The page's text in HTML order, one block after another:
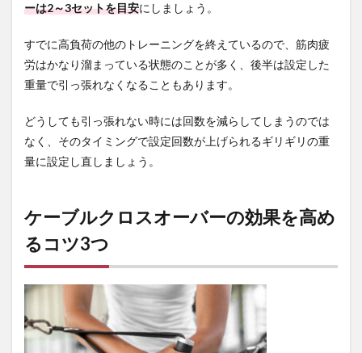
ーは2～3セットを目安にしましょう。
すでに高負荷の他のトレーニングを終えているので、筋肉疲
労はかなり溜まっている状態のことが多く、後半は設定した
重量で引っ張れなくなることもあります。
どうしても引っ張れない時には回数を減らしてしまうのでは
なく、そのタイミングで設定回数が上げられるギリギリの重
量に設定し直しましょう。
ケーブルクロスオーバーの効果を高め
るコツ3つ